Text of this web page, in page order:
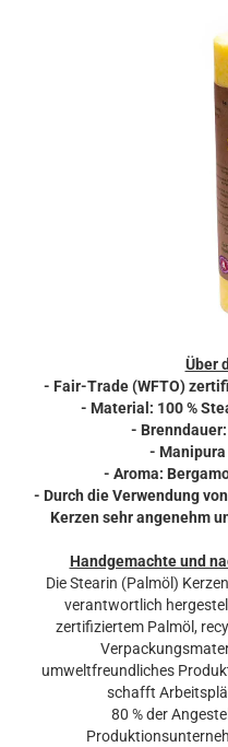
Über
- Fair-Trade (WFTO)
- Material: 100 %
-
- Manipura
- Aroma:
- Durch die Verwendung
Kerzen sehr angenehm
Handgemachte und
Die Stearin (Palmöl)
verantwortlich
zertifiziertem Palmöl,
umweltfreundliches
schafft
80 % der